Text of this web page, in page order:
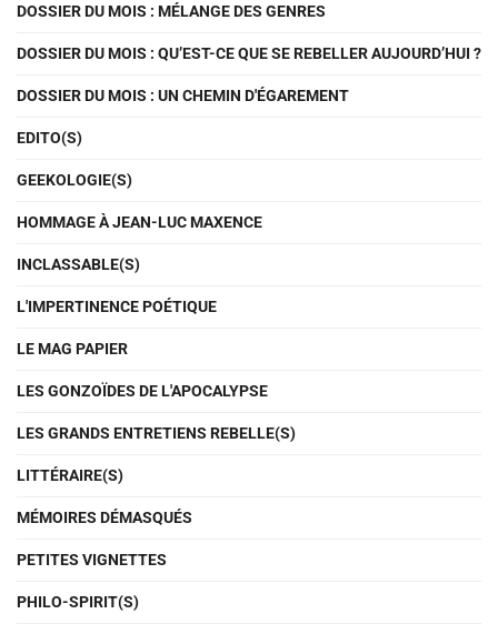
DOSSIER DU MOIS : MÉLANGE DES GENRES
DOSSIER DU MOIS : QU’EST-CE QUE SE REBELLER AUJOURD’HUI ?
DOSSIER DU MOIS : UN CHEMIN D'ÉGAREMENT
EDITO(S)
GEEKOLOGIE(S)
HOMMAGE À JEAN-LUC MAXENCE
INCLASSABLE(S)
L'IMPERTINENCE POÉTIQUE
LE MAG PAPIER
LES GONZOÏDES DE L'APOCALYPSE
LES GRANDS ENTRETIENS REBELLE(S)
LITTÉRAIRE(S)
MÉMOIRES DÉMASQUÉS
PETITES VIGNETTES
PHILO-SPIRIT(S)